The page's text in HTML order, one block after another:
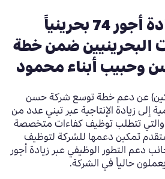
تمكين تدعم زيادة أجور 74 بحرينياً
ضمن خطة
وحبيب أبناء محمود
عن دعمخطة توسعشركة حسن
إلى زيادة الإنتاجية عبر تبني عدد من
والتي تتطلب توظيف كفاءات متخصصة
تمكين دعمها للشركة لتوظيف
دعم التطور الوظيفي عبرزيادة أجور
حالياً في الشركة.